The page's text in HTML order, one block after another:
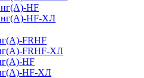
HF
HF-ХЛ
FRHF
FRHF-ХЛ
HF
HF-ХЛ